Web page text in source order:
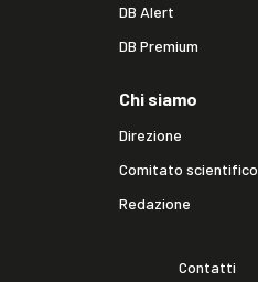
DB Alert
DB Premium
Chi siamo
Direzione
Comitato scientifico
Redazione
Contatti